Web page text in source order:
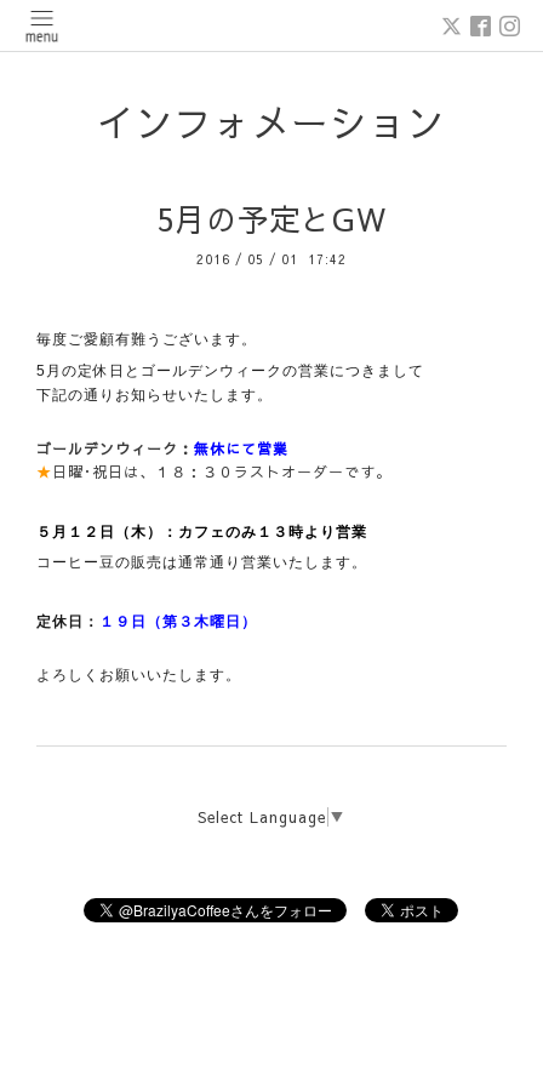
インフォメーション
5月の予定とGW
2016 / 05 / 01 17:42
毎度ご愛顧有難うございます。
5月の定休日とゴールデンウィークの営業につきまして
下記の通りお知らせいたします。
ゴールデンウィーク：無休にて営業
★日曜･祝日は、１８：３０ラストオーダーです。
５月１２日（木）：カフェのみ１３時より営業
コーヒー豆の販売は通常通り営業いたします。
定休日： １９ 日（第３木曜日）
よろしくお願いいたします。
Select Language ▼